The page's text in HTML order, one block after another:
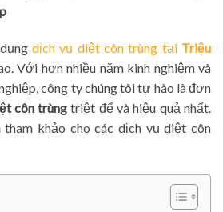
dịch vụ diệt côn trùng tại Triệu
Với hơn nhiều năm kinh nghiệm và
công ty chúng tôi tự hào là đơn
côn trùng triệt để và hiệu quả nhất.
khảo cho các dịch vụ diệt côn